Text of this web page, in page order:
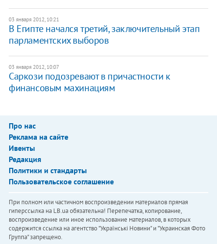
03 января 2012, 10:21
​В Египте начался третий, заключительный этап
парламентских выборов
03 января 2012, 10:07
​Саркози подозревают в причастности к
финансовым махинациям
Про нас
Реклама на сайте
Ивенты
Редакция
Политики и стандарты
Пользовательское соглашение
При полном или частичном воспроизведении материалов прямая
гиперссылка на LB.ua обязательна! Перепечатка, копирование,
воспроизведение или иное использование материалов, в которых
содержится ссылка на агентство "Українськi Новини" и "Украинская Фото
Группа" запрещено.